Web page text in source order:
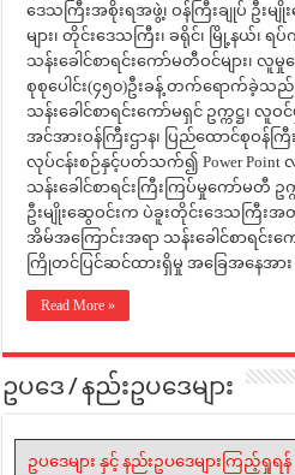
ဒေသကြီးအစိုးရအဖွဲ့၊ ဝန်ကြီးချုပ် ဦးမျို
များ၊ တိုင်းဒေသကြီး၊ ခရိုင်၊ မြို့နယ်၊
သန်းခေါင်စာရင်းကော်မတီဝင်များ၊ လူမှု
စုစုပေါင်း(၄၅၀)ဦးခန့် တက်ရောက်ခဲ့
သန်းခေါင်စာရင်းကော်မရှင် ဥက္ကဋ္ဌ၊ လူ
အင်အားဝန်ကြီးဌာန၊ ပြည်ထောင်စုဝန်ကြီ
လုပ်ငန်းစဉ်နှင့်ပတ်သက်၍ Power Point
သန်းခေါင်စာရင်းကြီးကြပ်မှုကော်မတီ ဥက္
ဦးမျိုးဆွေဝင်းက ပဲခူးတိုင်းဒေသကြီးအ
အိမ်အကြောင်းအရာ သန်းခေါင်စာရင်း
ကြိုတင်ပြင်ဆင်ထားရှိမှု အခြေအနေအာ
Read More »
ဥပဒေ / နည်းဥပဒေများ
ဥပဒေများ နှင့် နည်းဥပဒေများကြည့်ရှုရန်